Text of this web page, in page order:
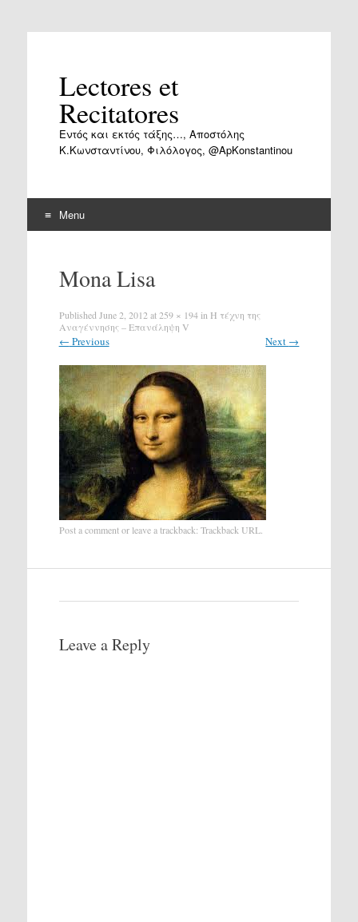
Lectores et
Recitatores
Εντός και εκτός τάξης…, Αποστόλης
Κ.Κωνσταντίνου, Φιλόλογος, @ApKonstantinou
Menu
contentMona Lisa
Published June 2, 2012 at259 × 194in Η τέχνη της
Αναγέννησης – Επανάληψη V
← Previous Next →
Post a commentor leave a trackback: Trackback URL.
Leave a Reply